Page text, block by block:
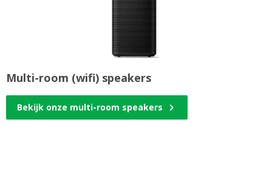
Multi-room (wifi) speakers
Bekijk onze multi-room speakers